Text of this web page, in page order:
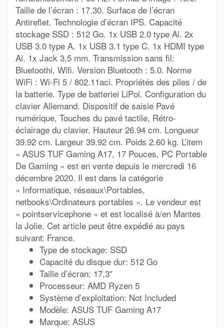
Taille de l’écran : 17.30. Surface de l’écran
Antireflet. Technologie d’écran IPS. Capacité
stockage SSD : 512 Go. 1x USB 2.0 type Ai. 2x
USB 3.0 type A. 1x USB 3.1 type C. 1x HDMI type
Ai. 1x Jack 3,5 mm. Transmission sans fil:
Bluetoothi, Wifi. Version Bluetooth : 5.0. Norme
WiFi : Wi-Fi 5 / 802.11aci. Propriétés des piles / de
la batterie. Type de batteriei LiPoi. Configuration du
clavier Allemand. Dispositif de saisie Pavé
numérique, Touches du pavé tactile, Rétro-
éclairage du clavier. Hauteur 26.94 cm. Longueur
39.92 cm. Largeur 39.92 cm. Poids 2.60 kg. L’item
« ASUS TUF Gaming A17, 17 Pouces, PC Portable
De Gaming » est en vente depuis le mercredi 16
décembre 2020. Il est dans la catégorie
« Informatique, réseaux\Portables,
netbooks\Ordinateurs portables ». Le vendeur est
« pointservicephone » et est localisé à/en Mantes
la Jolie. Cet article peut être expédié au pays
suivant: France.
Type de stockage: SSD
Capacité du disque dur: 512 Go
Taille d’écran: 17,3″
Processeur: AMD Ryzen 5
Système d’exploitation: Not Included
Modèle: ASUS TUF Gaming A17
Marque: ASUS